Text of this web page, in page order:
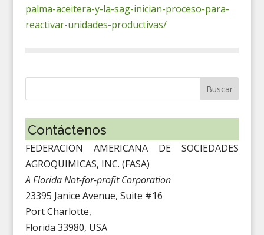
palma-aceitera-y-la-sag-inician-proceso-para-
reactivar-unidades-productivas/
Contáctenos
FEDERACION AMERICANA DE SOCIEDADES
AGROQUIMICAS, INC. (FASA)
A Florida Not-for-profit Corporation
23395 Janice Avenue, Suite #16
Port Charlotte,
Florida 33980, USA